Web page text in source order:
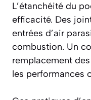
L’étanchéité du
efficacité. Des
entrées d’air
combustion. Un
remplacement
les performances